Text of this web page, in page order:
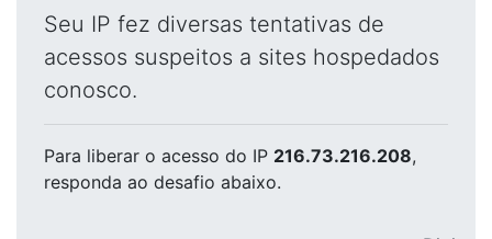
Seu IP fez diversas tentativas de
acessos suspeitos a sites hospedados
conosco.
Para liberar o acesso do IP 216.73.216.208,
responda ao desafio abaixo.